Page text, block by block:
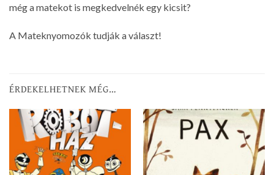
még a matekot is megkedvelnék egy kicsit?
A Mateknyomozók tudják a választ!
ÉRDEKELHETNEK MÉG…